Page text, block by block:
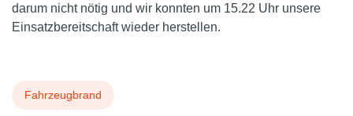
darum nicht nötig und wir konnten um 15.22 Uhr unsere
Einsatzbereitschaft wieder herstellen.
Fahrzeugbrand